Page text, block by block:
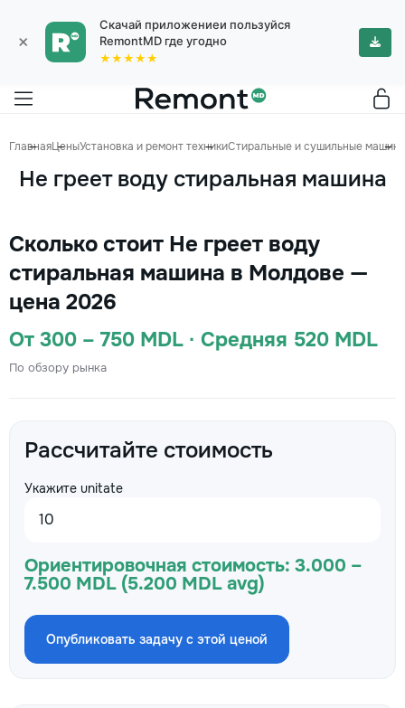
×
Скачай приложениеи пользуйся
RemontMD где угодно
★★★★★
ГлавнаяЦеныУстановка и ремонт техникиСтиральные и сушильные
Не греет воду стиральная машина
Сколько стоит Не греет воду
стиральная машина в Молдове —
цена 2026
От 300 – 750 MDL · Средняя 520 MDL
По обзору рынка
Рассчитайте стоимость
Укажите unitate
Ориентировочная стоимость: 3.000 –
7.500 MDL (5.200 MDL avg)
Опубликовать задачу с этой ценой